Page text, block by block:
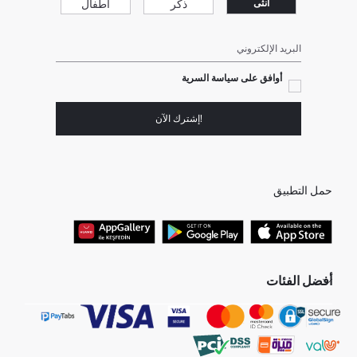
انثى ذكر أطفال
البريد الإلكتروني
أوافق على سياسة السرية
!إشترك الآن
حمل التطبيق
أفضل الفئات
جميع متاجرنا
هدايا عيد الحب
البلوفر النسائية
بلوفر رجالي
برفانات حريمى
جينز رجالي